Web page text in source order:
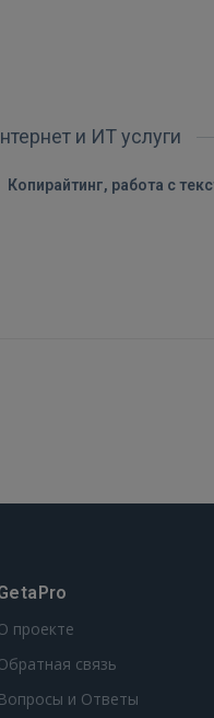
и ИТ услуги
Копирайтинг, работа с
проекте
связь
Вопросы и Ответы